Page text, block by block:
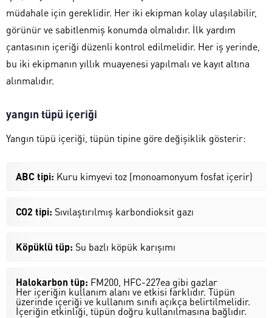
müdahale için gereklidir. Her iki ekipman kolay ulaşılabilir,
görünür ve sabitlenmiş konumda olmalıdır. İlk yardım
çantasının içeriği düzenli kontrol edilmelidir. Her iş yerinde,
bu iki ekipmanın yıllık muayenesi yapılmalı ve kayıt altına
alınmalıdır.
yangın tüpü içeriği
Yangın tüpü içeriği, tüpün tipine göre değişiklik gösterir:
ABC tipi: Kuru kimyevi toz (monoamonyum fosfat içerir)
CO2 tipi: Sıvılaştırılmış karbondioksit gazı
Köpüklü tüp: Su bazlı köpük karışımı
Halokarbon tüp: FM200, HFC-227ea gibi gazlar
Her içeriğin kullanım alanı ve etkisi farklıdır. Tüpün
üzerinde içeriği ve kullanım sınıfı açıkça belirtilmelidir.
İçeriğin etkinliği, tüpün doğru kullanılmasına bağlıdır.